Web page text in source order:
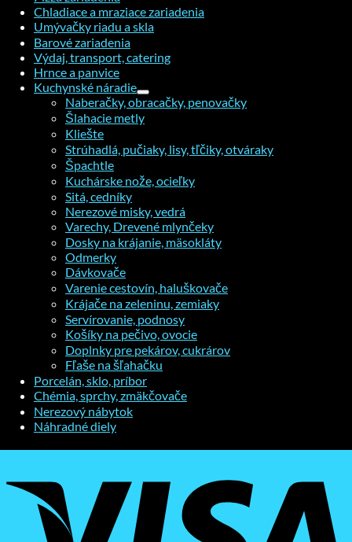
Chladiace a mraziace zariadenia
Umývačky riadu a skla
Barové zariadenia
Výdaj, transport, catering
Hrnce a panvice
Kuchynské náradie
Naberačky, obracačky, penovačky
Šlahacie metly
Kliešte
Strúhadlá, pučiaky, lisy, tľčiky, otváraky
Špachtle
Kuchárske nože, ocieľky
Sitá, cedníky
Nerezové misky, vedrá
Varechy, Drevené mlynčeky
Dosky na krájanie, mäsokláty
Odmerky
Dávkovače
Varenie cestovín, haluškovače
Krájače na zeleninu, zemiaky
Servírovanie, podnosy
Košíky na pečivo, ovocie
Doplnky pre pekárov, cukrárov
Fľaše na šľahačku
Porcelán, sklo, príbor
Chémia, sprchy, zmäkčovače
Nerezový nábytok
Náhradné diely